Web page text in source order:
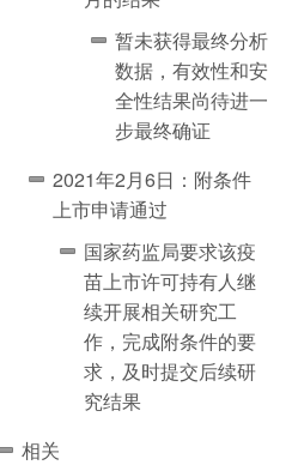
暂未获得最终分析
数据，有效性和安
全性结果尚待进一
步最终确证
2021年2月6日：附条件
上市申请通过
国家药监局要求该疫
苗上市许可持有人继
续开展相关研究工
作，完成附条件的要
求，及时提交后续研
究结果
相关